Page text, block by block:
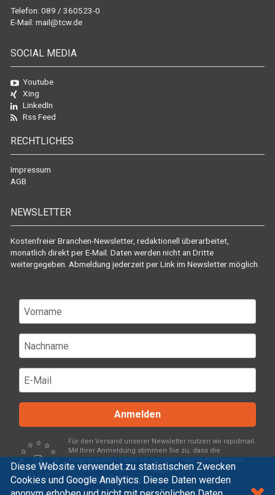
Diese Website verwendet zu statistischen Zwecken
Cookies und Google Analytics. Diese Daten werden
Telefon: 089 / 360523-0
E-Mail: mail@tcw.de
SOCIAL MEDIA
Youtube
Xing
LinkedIn
Rss Feed
RECHTLICHES
Impressum
AGB
NEWSLETTER
Kostenfreier Branchen-Newsletter, redaktionell überarbeitet,
monatlich direkt per E-Mail. Daten werden nicht an Dritte
weitergegeben. Abmeldung jederzeit per Link im Newsletter möglich.
Anmelden
Für den Versand unserer Newsletter nutzen wir rapidmail.
Mit Ihrer Anmeldung stimmen Sie zu, dass die
eingegebenen Daten an rapidmail übermittelt werden.
Beachten Sie bitte derenAGBund
Datenschutzbestimmungen.